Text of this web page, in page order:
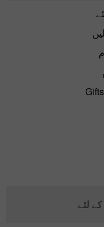
لئے